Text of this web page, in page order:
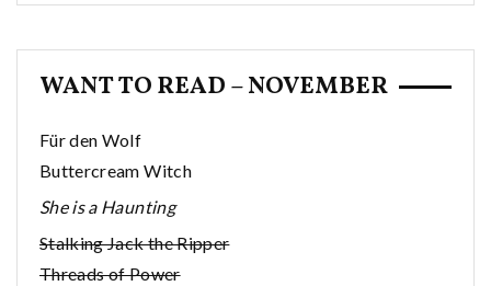
WANT TO READ – NOVEMBER
Für den Wolf
Buttercream Witch
She is a Haunting
Stalking Jack the Ripper
Threads of Power